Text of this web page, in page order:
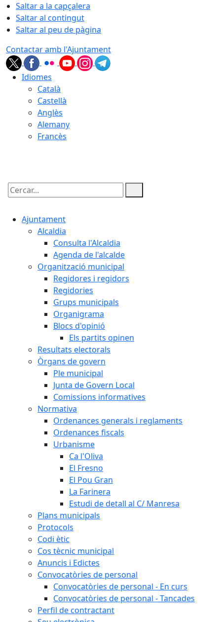
Saltar a la capçalera
Saltar al contingut
Saltar al peu de pàgina
Contactar amb l'Ajuntament
Idiomes
Català
Castellà
Anglès
Alemany
Francès
Cercar:
Ajuntament
Alcaldia
Consulta l'Alcaldia
Agenda de l'alcalde
Organització municipal
Regidores i regidors
Regidories
Grups municipals
Organigrama
Blocs d'opinió
Els partits opinen
Resultats electorals
Òrgans de govern
Ple municipal
Junta de Govern Local
Comissions informatives
Normativa
Ordenances generals i reglaments
Ordenances fiscals
Urbanisme
Ca l'Oliva
El Fresno
El Pou Gran
La Farinera
Estudi de detall al C/ Manresa
Plans municipals
Protocols
Codi ètic
Cos tècnic municipal
Anuncis i Edictes
Convocatòries de personal
Convocatòries de personal - En curs
Convocatòries de personal - Tancades
Perfil de contractant